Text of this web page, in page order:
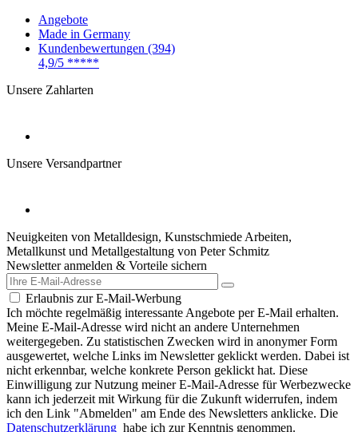
Angebote
Made in Germany
Kundenbewertungen (394)
4,9/5 *****
Unsere Zahlarten
Unsere Versandpartner
Neuigkeiten von Metalldesign, Kunstschmiede Arbeiten,
Metallkunst und Metallgestaltung von Peter Schmitz
Newsletter anmelden & Vorteile sichern
Erlaubnis zur E-Mail-Werbung
Ich möchte regelmäßig interessante Angebote per E-Mail erhalten.
Meine E-Mail-Adresse wird nicht an andere Unternehmen
weitergegeben. Zu statistischen Zwecken wird in anonymer Form
ausgewertet, welche Links im Newsletter geklickt werden. Dabei ist
nicht erkennbar, welche konkrete Person geklickt hat. Diese
Einwilligung zur Nutzung meiner E-Mail-Adresse für Werbezwecke
kann ich jederzeit mit Wirkung für die Zukunft widerrufen, indem
ich den Link "Abmelden" am Ende des Newsletters anklicke. Die
Datenschutzerklärung habe ich zur Kenntnis genommen.